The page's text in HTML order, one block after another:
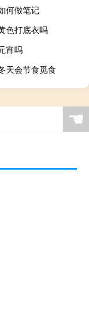
何做笔记
色打底衣吗
宵吗
天会节食觅食
☚